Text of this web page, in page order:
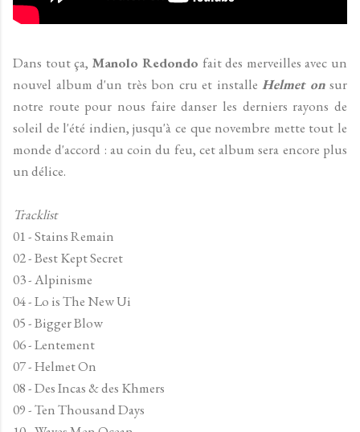
Dans tout ça, Manolo Redondo fait des merveilles avec un
nouvel album d'un très bon cru et installe Helmet onsur
notre route pour nous faire danser les derniers rayons de
soleil de l'été indien, jusqu'à ce que novembre mette tout le
monde d'accord : au coin du feu, cet album sera encore plus
un délice.
Tracklist
01 - Stains Remain
02 - Best Kept Secret
03 - Alpinisme
04 - Lo is The New Ui
05 - Bigger Blow
06 - Lentement
07 - Helmet On
08 - Des Incas & des Khmers
09 - Ten Thousand Days